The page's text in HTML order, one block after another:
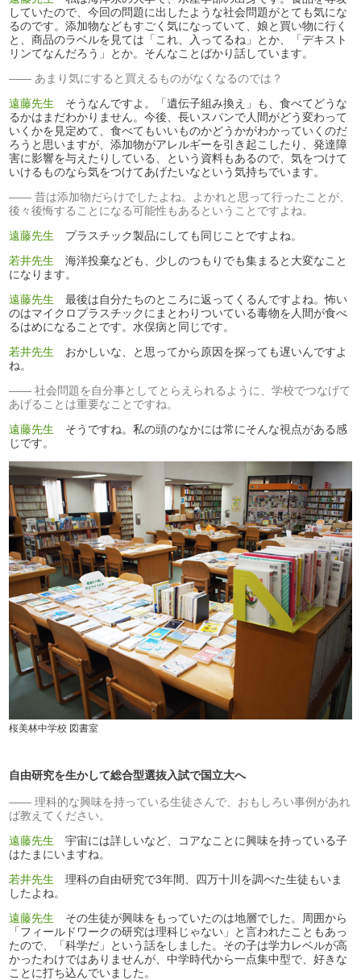
していたので、今回の問題に出したような社会問題がとても気にな
るのです。添加物などもすごく気になっていて、娘と買い物に行く
と、商品のラベルを見ては「これ、入ってるね」とか、「デキスト
リンてなんだろう」とか。そんなことばかり話しています。
あまり気にすると買えるものがなくなるのでは？
遠藤先生 そうなんですよ。「遺伝子組み換え」も、食べてどうな
るかはまだわかりません。今後、長いスパンで人間がどう変わって
いくかを見定めて、食べてもいいものかどうかがわかっていくのだ
ろうと思いますが、添加物がアレルギーを引き起こしたり、発達障
害に影響を与えたりしている、という資料もあるので、気をつけて
いけるものなら気をつけてあげたいなという気持ちでいます。
昔は添加物だらけでしたよね。よかれと思って行ったことが、
後々後悔することになる可能性もあるということですよね。
遠藤先生 プラスチック製品にしても同じことですよね。
若井先生 海洋投棄なども、少しのつもりでも集まると大変なこと
になります。
遠藤先生 最後は自分たちのところに返ってくるんですよね。怖い
のはマイクロプラスチックにまとわりついている毒物を人間が食べ
るはめになることです。水俣病と同じです。
若井先生 おかしいな、と思ってから原因を探っても遅いんですよ
ね。
社会問題を自分事としてとらえられるように、学校でつなげて
あげることは重要なことですね。
遠藤先生 そうですね。私の頭のなかには常にそんな視点がある感
じです。
桜美林中学校 図書室
自由研究を生かして総合型選抜入試で国立大へ
理科的な興味を持っている生徒さんで、おもしろい事例があれ
ば教えてください。
遠藤先生 宇宙には詳しいなど、コアなことに興味を持っている子
はたまにいますね。
若井先生 理科の自由研究で3年間、四万十川を調べた生徒もいま
したよね。
遠藤先生 その生徒が興味をもっていたのは地層でした。周囲から
「フィールドワークの研究は理科じゃない」と言われたこともあっ
たので、「科学だ」という話をしました。その子は学力レベルが高
かったわけではありませんが、中学時代から一点集中型で、好きな
ことに打ち込んでいました。